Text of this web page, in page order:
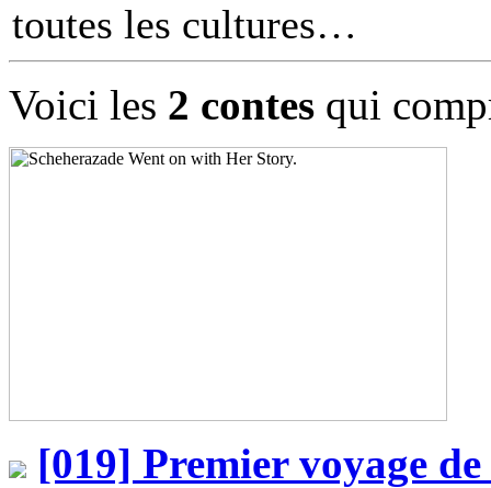
toutes les cultures
Voici les 2 contes qui
[019] Premier voyage